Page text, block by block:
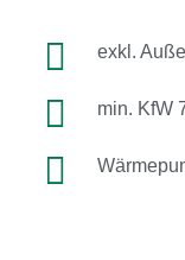
exkl.
min. KfW